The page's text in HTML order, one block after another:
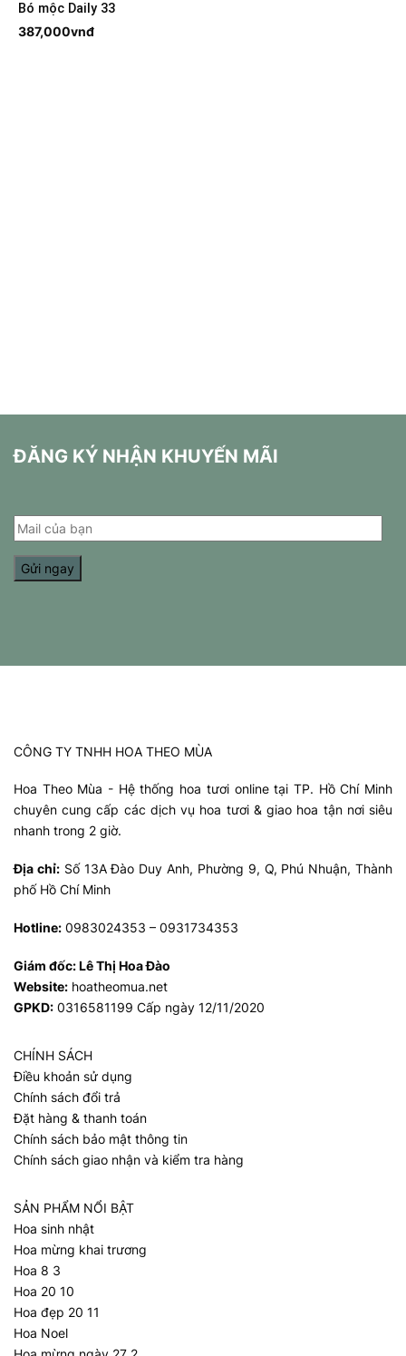
Bó mộc Daily 33
387,000vnđ
ĐĂNG KÝ NHẬN KHUYẾN MÃI
CÔNG TY TNHH HOA THEO MÙA
Hoa Theo Mùa - Hệ thống hoa tươi online tại TP. Hồ Chí Minh
chuyên cung cấp các dịch vụ hoa tươi & giao hoa tận nơi siêu
nhanh trong 2 giờ.
Địa chỉ: Số 13A Đào Duy Anh, Phường 9, Q, Phú Nhuận, Thành
phố Hồ Chí Minh
Hotline: 0983024353 – 0931734353
Giám đốc:Lê Thị Hoa Đào
Website: hoatheomua.net
GPKD: 0316581199 Cấp ngày 12/11/2020
CHÍNH SÁCH
Điều khoản sử dụng
Chính sách đổi trả
Đặt hàng & thanh toán
Chính sách bảo mật thông tin
Chính sách giao nhận và kiểm tra hàng
SẢN PHẨM NỔI BẬT
Hoa sinh nhật
Hoa mừng khai trương
Hoa 8 3
Hoa 20 10
Hoa đẹp 20 11
Hoa Noel